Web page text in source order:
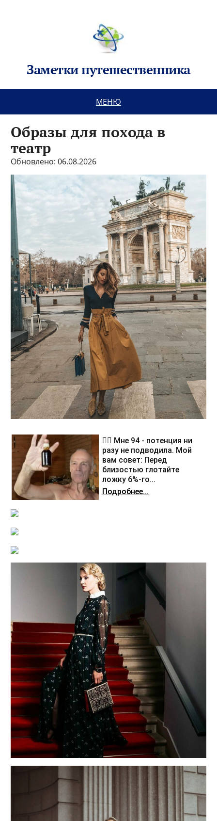
Заметки путешественника
МЕНЮ
Образы для похода в
театр
Обновлено: 06.08.2026
❤️‍🔥 Мне 94 - потенция ни
разу не подводила. Мой
вам совет: Перед
близостью глотайте
ложку 6%-го...
Подробнее...